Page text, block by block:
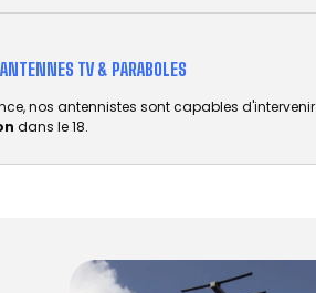
TV & PARABOLES
nos antennistes sont capables
dans le 18.